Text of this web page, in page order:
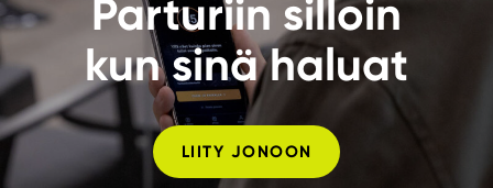
Parturiin silloin
kun sinä haluat
LIITY JONOON